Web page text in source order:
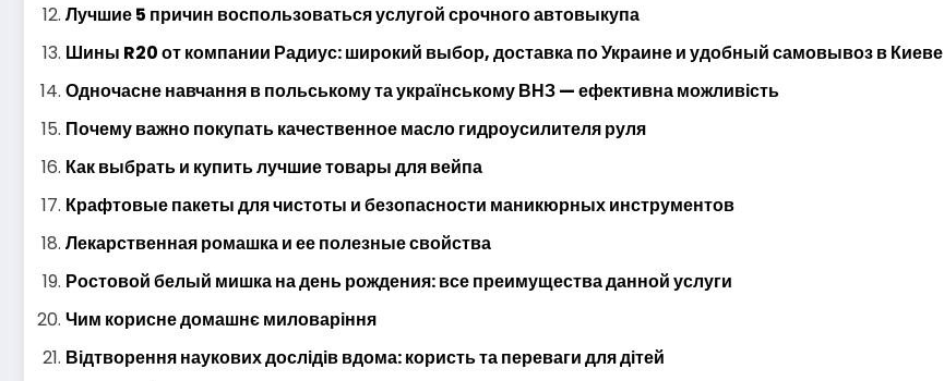
Лучшие 5 причин воспользоваться услугой срочного автовыкупа
Шины R20 от компании Радиус: широкий выбор, доставка по Украине и удобный самовывоз в Киеве
Одночасне навчання в польському та українському ВНЗ — ефективна можливість
Почему важно покупать качественное масло гидроусилителя руля
Как выбрать и купить лучшие товары для вейпа
Крафтовые пакеты для чистоты и безопасности маникюрных инструментов
Лекарственная ромашка и ее полезные свойства
Ростовой белый мишка на день рождения: все преимущества данной услуги
Чим корисне домашнє миловаріння
Відтворення наукових дослідів вдома: користь та переваги для дітей